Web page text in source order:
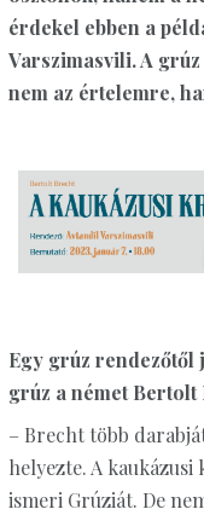
érdekel ebben a
Varszimasvili. A
nem az értelemre,
Egy grúz rendezőtől
grúz a német
– Brecht több
helyezte. A
ismeri Grúziát. De